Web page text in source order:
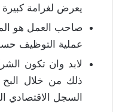
يعرض لغرامة كبيرة
صاحب العمل هو
عملية التوظيف
لابد وان تكون
ذلك من خلال البح
السجل الاقتصادي